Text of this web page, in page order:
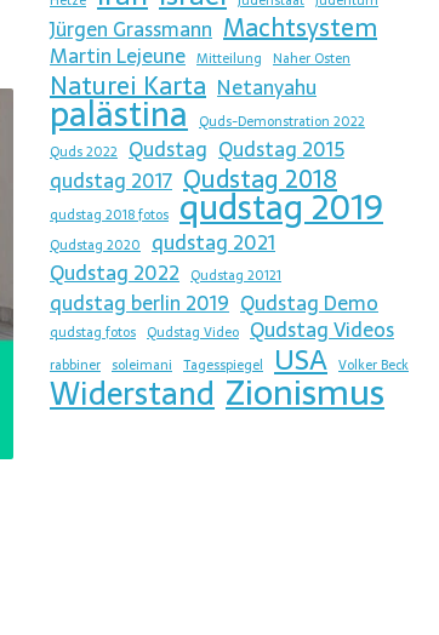
Jürgen Grassmann Machtsystem
Martin Lejeune Mitteilung Naher Osten
Naturei Karta Netanyahu
palästina Quds-Demonstration 2022
Quds 2022
Qudstag Qudstag 2015
qudstag 2017 Qudstag 2018
qudstag 2018 fotos qudstag 2019
Qudstag 2020
qudstag 2021
Qudstag 2022
Qudstag 20121
qudstag berlin 2019 Qudstag Demo
qudstag fotos Qudstag Video Qudstag Videos
rabbiner soleimani Tagesspiegel USA Volker Beck
Widerstand Zionismus